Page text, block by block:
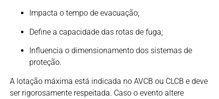
Impacta o tempo de evacuação;
Define a capacidade das rotas de fuga;
Influencia o dimensionamento dos sistemas de
proteção.
A lotação máxima está indicada no AVCB ou CLCB e deve
ser rigorosamente respeitada. Caso o evento altere